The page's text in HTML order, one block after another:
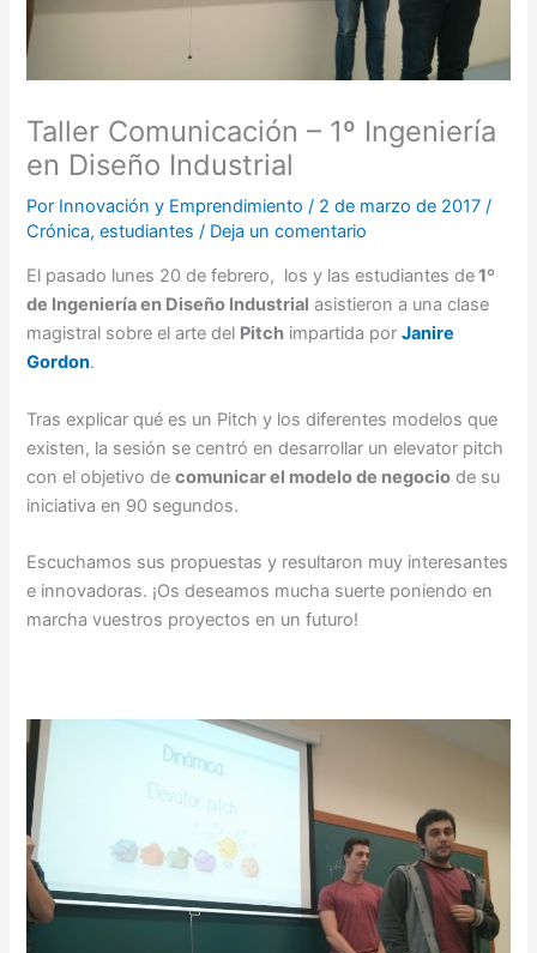
Taller Comunicación – 1º Ingeniería
en Diseño Industrial
Por Innovación y Emprendimiento/ 2 de marzo de 2017/
Crónica,estudiantes / Deja un comentario
El pasado lunes 20 de febrero, los y las estudiantes de1º
de Ingeniería en Diseño Industrial asistieron a una clase
magistral sobre el arte del Pitch impartida porJanire
Gordon.
Tras explicar qué es un Pitch y los diferentes modelos que
existen, la sesión se centró en desarrollar un elevator pitch
con el objetivo decomunicar el modelo de negocio de su
iniciativa en 90 segundos.
Escuchamos sus propuestas y resultaron muy interesantes
e innovadoras. ¡Os deseamos mucha suerte poniendo en
marcha vuestros proyectos en un futuro!